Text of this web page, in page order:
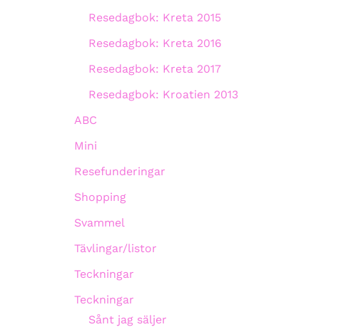
Resedagbok: Kreta 2015
Resedagbok: Kreta 2016
Resedagbok: Kreta 2017
Resedagbok: Kroatien 2013
ABC
Mini
Resefunderingar
Shopping
Svammel
Tävlingar/listor
Teckningar
Teckningar
Sånt jag säljer